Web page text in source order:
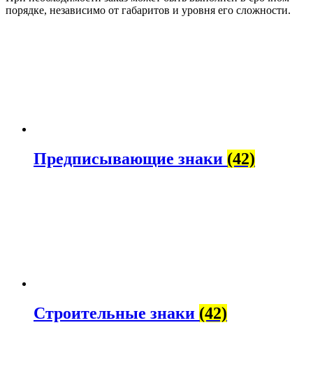
порядке, независимо от габаритов и уровня его сложности.
Предписывающие знаки (42)
Строительные знаки (42)